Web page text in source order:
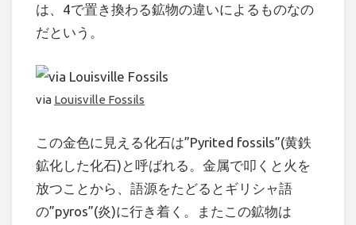
は、4で置き換わる鉱物の違いによるものなの
だという。
via Louisville Fossils
この金色に見える化石は”Pyrited fossils”(黄鉄
鉱化した化石)と呼ばれる。金属で叩くと火を
放つことから、語源をたどるとギリシャ語
の”pyros”(炎)に行き着く。またこの鉱物は